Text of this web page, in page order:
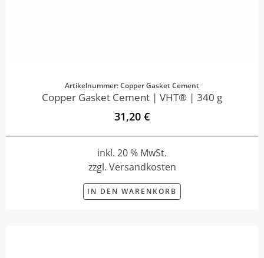
Artikelnummer: Copper Gasket Cement
Copper Gasket Cement | VHT® | 340 g
31,20 €
inkl. 20 % MwSt.
zzgl. Versandkosten
IN DEN WARENKORB